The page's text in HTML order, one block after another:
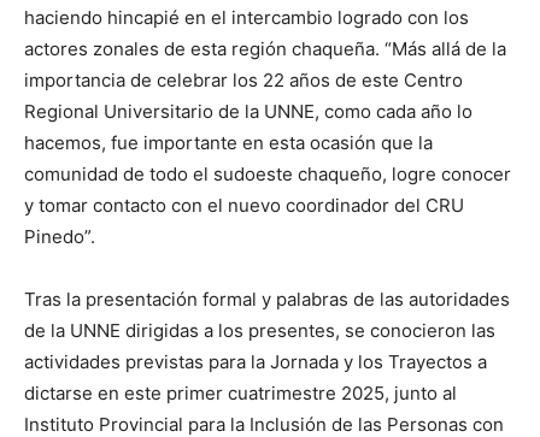
haciendo hincapié en el intercambio logrado con los
actores zonales de esta región chaqueña. “Más allá de la
importancia de celebrar los 22 años de este Centro
Regional Universitario de la UNNE, como cada año lo
hacemos, fue importante en esta ocasión que la
comunidad de todo el sudoeste chaqueño, logre conocer
y tomar contacto con el nuevo coordinador del CRU
Pinedo”.
Tras la presentación formal y palabras de las autoridades
de la UNNE dirigidas a los presentes, se conocieron las
actividades previstas para la Jornada y los Trayectos a
dictarse en este primer cuatrimestre 2025, junto al
Instituto Provincial para la Inclusión de las Personas con